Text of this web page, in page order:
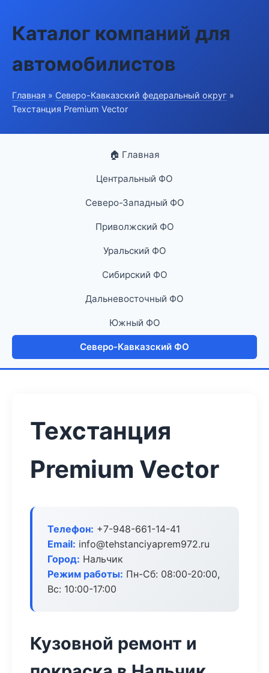
Каталог компаний для
автомобилистов
Главная » Северо-Кавказский федеральный округ »
Техстанция Premium Vector
🏠 Главная
Центральный ФО
Северо-Западный ФО
Приволжский ФО
Уральский ФО
Сибирский ФО
Дальневосточный ФО
Южный ФО
Северо-Кавказский ФО
Техстанция
Premium Vector
Телефон: +7-948-661-14-41
Email: info@tehstanciyaprem972.ru
Город: Нальчик
Режим работы: Пн-Сб: 08:00-20:00,
Вс: 10:00-17:00
Кузовной ремонт и